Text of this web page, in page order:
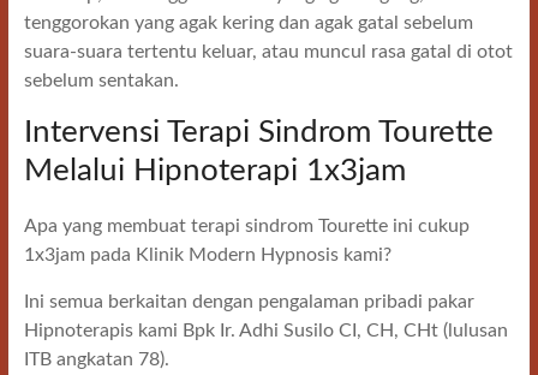
tenggorokan yang agak kering dan agak gatal sebelum
suara-suara tertentu keluar, atau muncul rasa gatal di otot
sebelum sentakan.
Intervensi Terapi Sindrom Tourette
Melalui Hipnoterapi 1x3jam
Apa yang membuat terapi sindrom Tourette ini cukup
1x3jam pada Klinik Modern Hypnosis kami?
Ini semua berkaitan dengan pengalaman pribadi pakar
Hipnoterapis kami Bpk Ir. Adhi Susilo CI, CH, CHt (lulusan
ITB angkatan 78).